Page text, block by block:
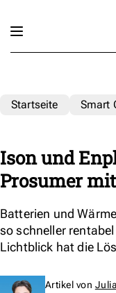
Startseite Smart
Ison und
Prosumer
Batterien und
so schneller
Lichtblick hat die
Artikel von